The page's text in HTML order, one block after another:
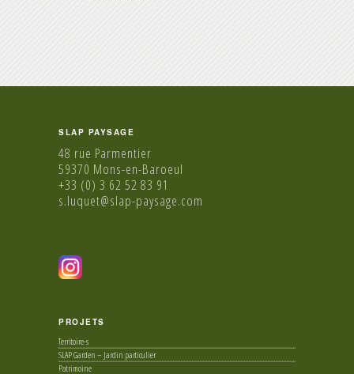
SLAP PAYSAGE
48 rue Parmentier
59370 Mons-en-Baroeul
+33 (0) 3 62 52 83 91
s.luquet@slap-paysage.com
PROJETS
Territoire-s
SLAP Garden – Jardin particulier
Patrimoine